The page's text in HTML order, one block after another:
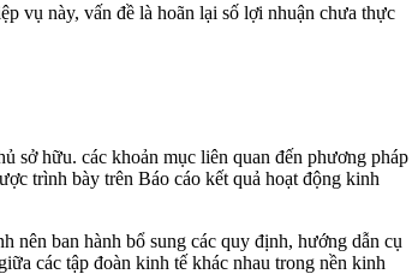
vụ này, vấn đề là hoãn lại số lợi nhuận chưa thực
sở hữu. các khoản mục liên quan đến phương pháp
trình bày trên Báo cáo kết quả hoạt động kinh
ban hành bổ sung các quy định, hướng dẫn cụ
các tập đoàn kinh tế khác nhau trong nền kinh